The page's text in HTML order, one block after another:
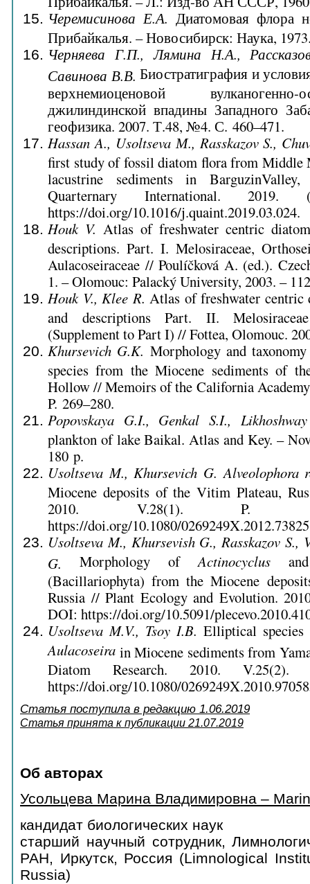
Черемисинова Е.А. Диатомовая флора
Прибайкалья. – Новосибирск: Наука,
Черняева Г.П., Лямина Н.А.,
Савинова В.В. Биостратиграфия и
верхнемиоценовой
джилиндинской впадины Западного
геофизика. 2007. Т.48, №4. С. 460–471.
Hassan A., Usoltseva М., Rasskazov S.,
first study of fossil diatom flora from Middle
lacustrine sediments in
Quarternary International.
https://doi.org/10.1016/j.quaint.2019.03.024.
Houk V. Atlas of freshwater centric
descriptions. Part. I. Melosiraceae,
Aulacoseiraceae // Poulíčková A. (ed.).
1. – Olomouc: Palacký University, 2003. –
Houk V., Klee R. Atlas of freshwater
and descriptions Part. II.
(Supplement to Part I) // Fottea, Olomouc.
Khursevich G.K. Morphology and
species from the Miocene sediments of
Hollow // Memoirs of the California
P. 269–280.
Popovskaya G.I., Genkal S.I., Likhoshway
plankton of lake Baikal. Atlas and Key. –
180 p.
Usoltseva M., Khursevich G. Alveolophora
Miocene deposits of the Vitim Plateau,
2010. V.28(1). P.
https://doi.org/10.1080/
Usoltseva M., Khursevish G., Rasskazov S.,
G. Morphology ofActinocyclus
(Bacillariophyta) from the Miocene
Russia // Plant Ecology and Evolution.
DOI: https://doi.org/10.5091/
Usoltseva M.V., Tsoy I.B. Elliptical species
Aulacoseira in Miocene sediments from
Diatom Research. 2010.
https://doi.org/10.1080/
Статья поступила в редакцию 1.06.2019
Статья принята к публикации 21.07.2019
Об авторах
Усольцева Марина Владимировна –
кандидат биологических наук
старший научный сотрудник,
РАН, Иркутск, Россия (Limnological
Russia)